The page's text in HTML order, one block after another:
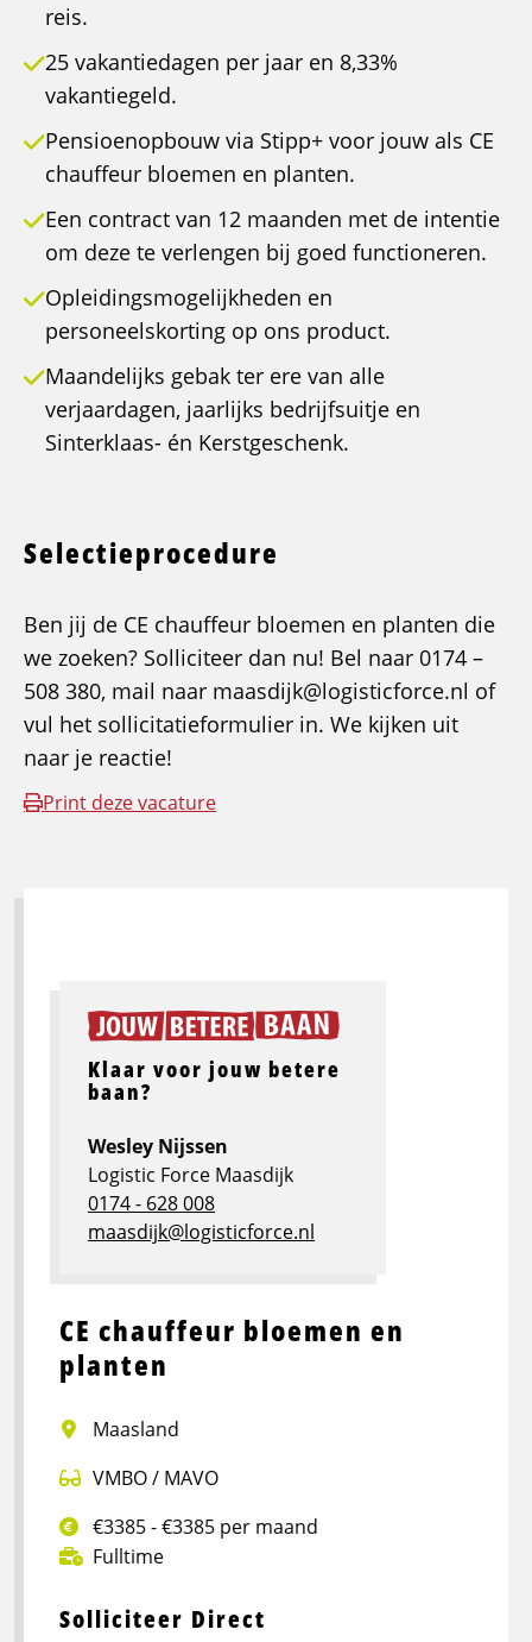
reis.
25 vakantiedagen per jaar en 8,33%
vakantiegeld.
Pensioenopbouw via Stipp+ voor jouw als CE
chauffeur bloemen en planten.
Een contract van 12 maanden met de intentie
om deze te verlengen bij goed functioneren.
Opleidingsmogelijkheden en
personeelskorting op ons product.
Maandelijks gebak ter ere van alle
verjaardagen, jaarlijks bedrijfsuitje en
Sinterklaas- én Kerstgeschenk.
Selectieprocedure
Ben jij de CE chauffeur bloemen en planten die
we zoeken? Solliciteer dan nu! Bel naar 0174 –
508 380, mail naar maasdijk@logisticforce.nl of
vul het sollicitatieformulier in. We kijken uit
naar je reactie!
Print deze vacature
CE chauffeur bloemen en
planten
Maasland
VMBO / MAVO
€3385 - €3385 per maand
Fulltime
Solliciteer Direct
Klaar voor jouw betere
baan?
Wesley Nijssen
Logistic Force Maasdijk
0174 - 628 008
maasdijk@logisticforce.nl